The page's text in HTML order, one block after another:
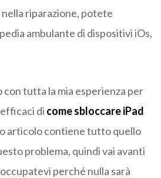
nella riparazione, potete
ambulante di dispositivi iOs,
con tutta la mia esperienza per
di come sbloccare iPad
articolo contiene tutto quello
problema, quindi vai avanti
perché nulla sarà